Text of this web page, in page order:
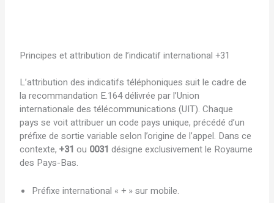
Principes et attribution de l’indicatif international +31
L’attribution des indicatifs téléphoniques suit le cadre de
la recommandation E.164 délivrée par l’Union
internationale des télécommunications (UIT). Chaque
pays se voit attribuer un code pays unique, précédé d’un
préfixe de sortie variable selon l’origine de l’appel. Dans ce
contexte,+31 ou 0031 désigne exclusivement le Royaume
des Pays-Bas.
Préfixe international « + » sur mobile.